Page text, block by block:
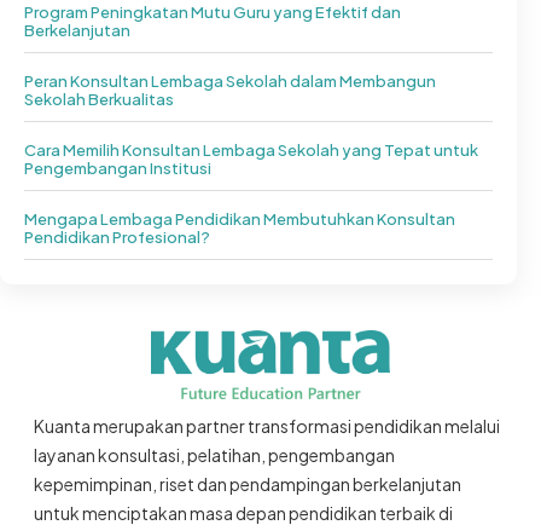
Program Peningkatan Mutu Guru yang Efektif dan
Berkelanjutan
Peran Konsultan Lembaga Sekolah dalam Membangun
Sekolah Berkualitas
Cara Memilih Konsultan Lembaga Sekolah yang Tepat untuk
Pengembangan Institusi
Mengapa Lembaga Pendidikan Membutuhkan Konsultan
Pendidikan Profesional?
Kuanta merupakan partner transformasi pendidikan melalui
layanan konsultasi, pelatihan, pengembangan
kepemimpinan, riset dan pendampingan berkelanjutan
untuk menciptakan masa depan pendidikan terbaik di